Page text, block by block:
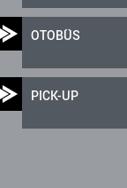
OTOBÜS
PICK-UP